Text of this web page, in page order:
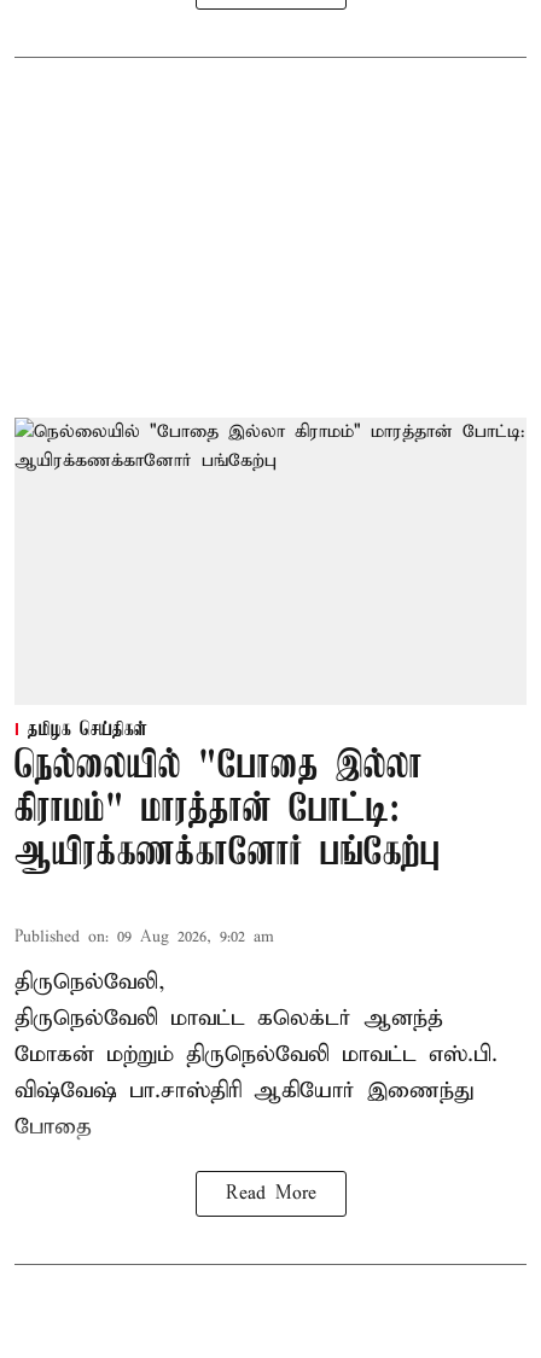
தமிழக செய்திகள்
நெல்லையில் "போதை இல்லா
கிராமம்" மாரத்தான் போட்டி:
ஆயிரக்கணக்கானோர் பங்கேற்பு
Published on: 09 Aug 2026, 9:02 am
திருநெல்வேலி,
திருநெல்வேலி மாவட்ட கலெக்டர் ஆனந்த்
மோகன் மற்றும் திருநெல்வேலி மாவட்ட எஸ்.பி.
விஷ்வேஷ் பா.சாஸ்திரி ஆகியோர் இணைந்து
போதை
Read More